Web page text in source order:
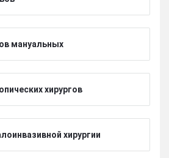
мануальных
хирургов
хирургии